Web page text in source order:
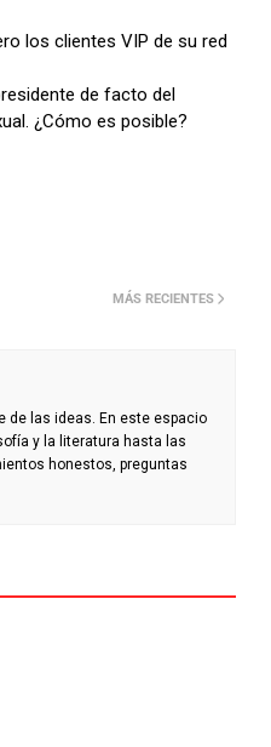
los clientes VIP de su red
de facto del
¿Cómo es posible?
MÁS RECIENTES
de las ideas. En este espacio
y la literatura hasta las
honestos, preguntas